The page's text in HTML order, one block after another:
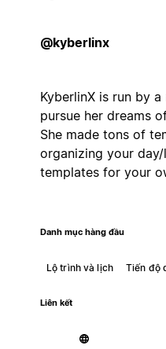
@kyberlinx
KyberlinX is run by
pursue her dreams
She made tons of
organizing your
templates for your
Danh mục hàng đầu
Lộ trình và lịch Tiến độ
Liên kết